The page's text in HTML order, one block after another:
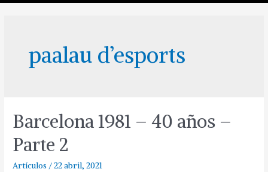
paalau d’esports
Barcelona 1981 – 40 años –
Parte 2
Artículos /22 abril, 2021